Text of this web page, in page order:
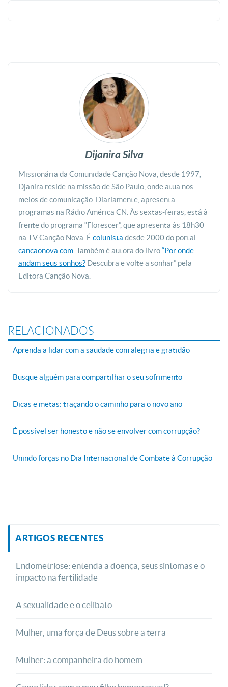
Dijanira Silva
Missionária da Comunidade Canção Nova, desde 1997,
Djanira reside na missão de São Paulo, onde atua nos
meios de comunicação. Diariamente, apresenta
programas na Rádio América CN. Às sextas-feiras, está à
frente do programa “Florescer”, que apresenta às 18h30
na TV Canção Nova. É colunista desde 2000 do portal
cancaonova.com . Também é autora do livro“Por onde
andam seus sonhos? Descubra e volte a sonhar” pela
Editora Canção Nova.
RELACIONADOS
Aprenda a lidar com a saudade com alegria e gratidão
Busque alguém para compartilhar o seu sofrimento
Dicas e metas: traçando o caminho para o novo ano
É possível ser honesto e não se envolver com corrupção?
Unindo forças no Dia Internacional de Combate à Corrupção
ARTIGOS RECENTES
Endometriose: entenda a doença, seus sintomas e o
impacto na fertilidade
A sexualidade e o celibato
Mulher, uma força de Deus sobre a terra
Mulher: a companheira do homem